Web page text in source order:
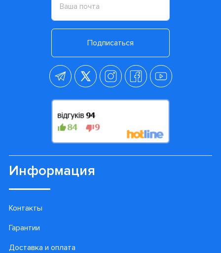
Подписаться
Информация
Контакты
Гарантии
Доставка и оплата